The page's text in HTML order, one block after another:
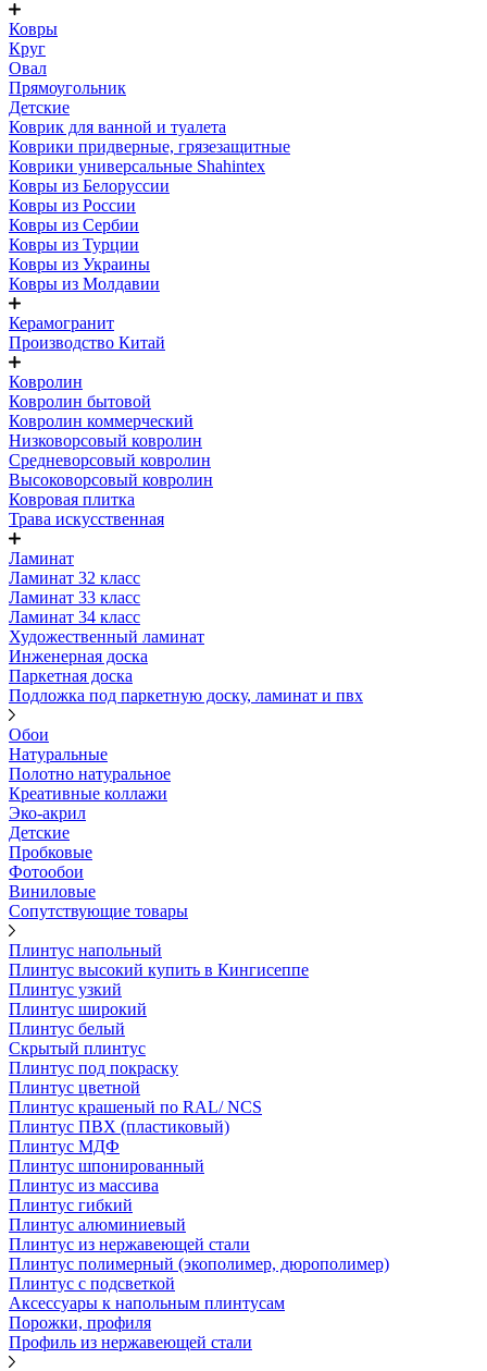
Ковры
Круг
Овал
Прямоугольник
Детские
Коврик для ванной и туалета
Коврики придверные, грязезащитные
Коврики универсальные Shahintex
Ковры из Белоруссии
Ковры из России
Ковры из Сербии
Ковры из Турции
Ковры из Украины
Ковры из Молдавии
Керамогранит
Производство Китай
Ковролин
Ковролин бытовой
Ковролин коммерческий
Низковорсовый ковролин
Средневорсовый ковролин
Высоковорсовый ковролин
Ковровая плитка
Трава искусственная
Ламинат
Ламинат 32 класс
Ламинат 33 класс
Ламинат 34 класс
Художественный ламинат
Инженерная доска
Паркетная доска
Подложка под паркетную доску, ламинат и пвх
Обои
Натуральные
Полотно натуральное
Креативные коллажи
Эко-акрил
Детские
Пробковые
Фотообои
Виниловые
Сопутствующие товары
Плинтус напольный
Плинтус высокий купить в Кингисеппе
Плинтус узкий
Плинтус широкий
Плинтус белый
Скрытый плинтус
Плинтус под покраску
Плинтус цветной
Плинтус крашеный по RAL/ NCS
Плинтус ПВХ (пластиковый)
Плинтус МДФ
Плинтус шпонированный
Плинтус из массива
Плинтус гибкий
Плинтус алюминиевый
Плинтус из нержавеющей стали
Плинтус полимерный (экополимер, дюрополимер)
Плинтус с подсветкой
Аксессуары к напольным плинтусам
Порожки, профиля
Профиль из нержавеющей стали